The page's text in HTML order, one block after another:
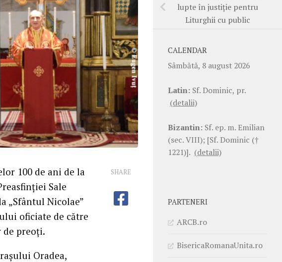
100 de ani de la
Sale
„Sfântul Nicolae”
oficiate de către
de preoți.
Oradea,
SHARE
lupte în justiție pentru
Liturghii cu public
CALENDAR
Sâmbătă, 8 august 2026
Latin: Sf. Dominic, pr.
(detalii)
Bizantin: Sf. ep. m. Emilian
(sec. VIII); [Sf. Dominic (†
1221)]. (detalii)
PARTENERI
ARCB.ro
BisericaRomanaUnita.ro